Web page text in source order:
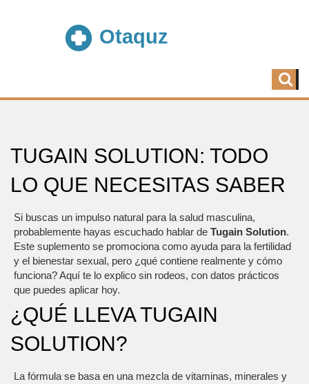
TUGAIN SOLUTION: TODO
LO QUE NECESITAS SABER
Si buscas un impulso natural para la salud masculina,
probablemente hayas escuchado hablar de Tugain Solution.
Este suplemento se promociona como ayuda para la fertilidad
y el bienestar sexual, pero ¿qué contiene realmente y cómo
funciona? Aquí te lo explico sin rodeos, con datos prácticos
que puedes aplicar hoy.
¿QUÉ LLEVA TUGAIN
SOLUTION?
La fórmula se basa en una mezcla de vitaminas, minerales y